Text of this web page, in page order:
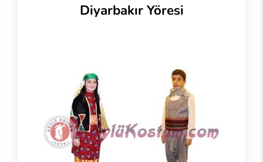
Diyarbakır Yöresi